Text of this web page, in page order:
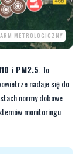
METROLOGICZNY
i PM2.5. To
nadaje się do
normy dobowe
monitoringu